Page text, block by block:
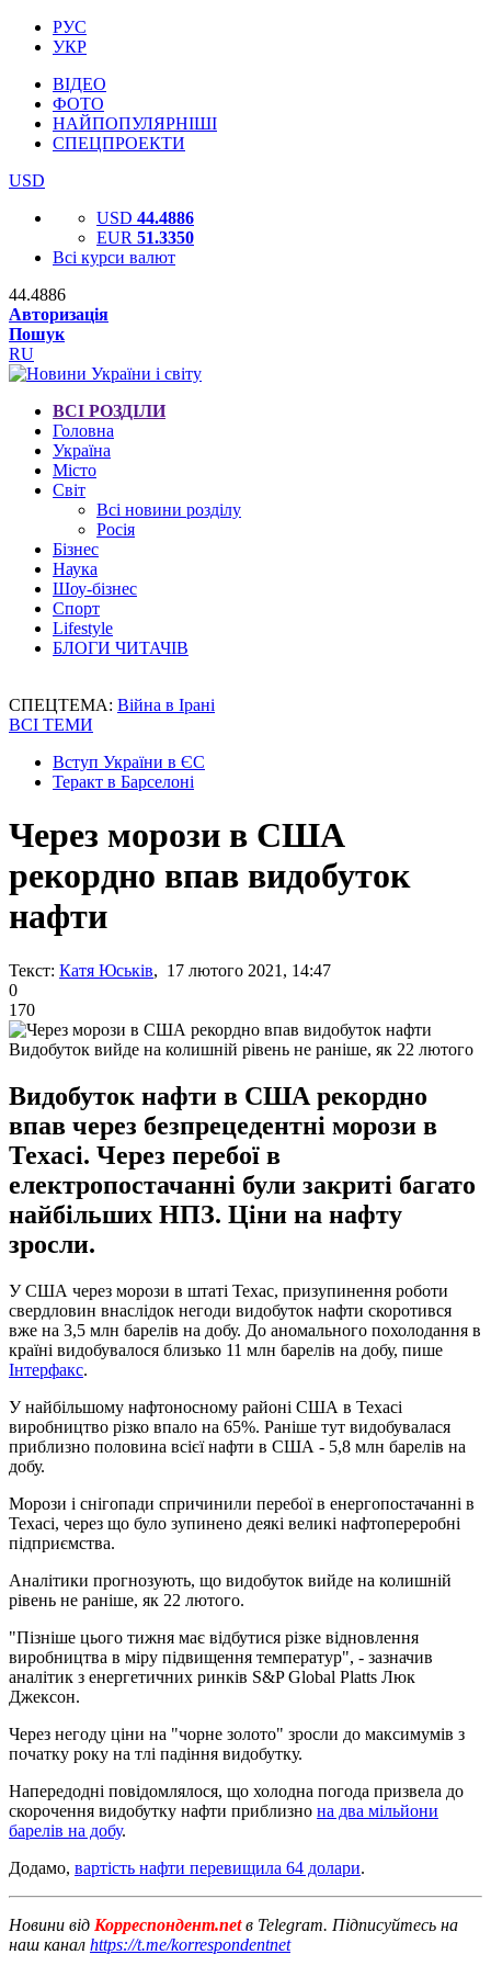
РУС
УКР
ВІДЕО
ФОТО
НАЙПОПУЛЯРНІШІ
СПЕЦПРОЕКТИ
USD
USD 44.4886
EUR 51.3350
Всі курси валют
44.4886
Авторизація
Пошук
RU
ВСІ РОЗДІЛИ
Головна
Україна
Місто
Світ
Всі новини розділу
Росія
Бізнес
Наука
Шоу-бізнес
Спорт
Lifestyle
БЛОГИ ЧИТАЧІВ
СПЕЦТЕМА: Війна в Ірані
ВСІ ТЕМИ
Вступ України в ЄС
Теракт в Барселоні
Через морози в США
рекордно впав видобуток
нафти
Текст: Катя Юськів, 17 лютого 2021, 14:47
0
170
Видобуток вийде на колишній рівень не раніше, як 22 лютого
Видобуток нафти в США рекордно
впав через безпрецедентні морози в
Техасі. Через перебої в
електропостачанні були закриті багато
найбільших НПЗ. Ціни на нафту
зросли.
У США через морози в штаті Техас, призупинення роботи
свердловин внаслідок негоди видобуток нафти скоротився
вже на 3,5 млн барелів на добу. До аномального похолодання в
країні видобувалося близько 11 млн барелів на добу, пише
Інтерфакс.
У найбільшому нафтоносному районі США в Техасі
виробництво різко впало на 65%. Раніше тут видобувалася
приблизно половина всієї нафти в США - 5,8 млн барелів на
добу.
Морози і снігопади спричинили перебої в енергопостачанні в
Техасі, через що було зупинено деякі великі нафтопереробні
підприємства.
Аналітики прогнозують, що видобуток вийде на колишній
рівень не раніше, як 22 лютого.
"Пізніше цього тижня має відбутися різке відновлення
виробництва в міру підвищення температур", - зазначив
аналітик з енергетичних ринків S&P Global Platts Люк
Джексон.
Через негоду ціни на "чорне золото" зросли до максимумів з
початку року на тлі падіння видобутку.
Напередодні повідомлялося, що холодна погода призвела до
скорочення видобутку нафти приблизно на два мільйони
барелів на добу.
Додамо, вартість нафти перевищила 64 долари.
Новини від Корреспондент.netв Telegram. Підписуйтесь на
наш канал https://t.me/korrespondentnet